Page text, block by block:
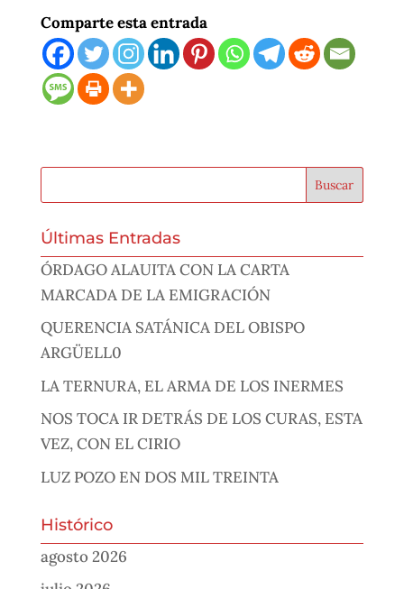
Comparte esta entrada
Últimas Entradas
ÓRDAGO ALAUITA CON LA CARTA
MARCADA DE LA EMIGRACIÓN
QUERENCIA SATÁNICA DEL OBISPO
ARGÜELL0
LA TERNURA, EL ARMA DE LOS INERMES
NOS TOCA IR DETRÁS DE LOS CURAS, ESTA
VEZ, CON EL CIRIO
LUZ POZO EN DOS MIL TREINTA
Histórico
agosto 2026